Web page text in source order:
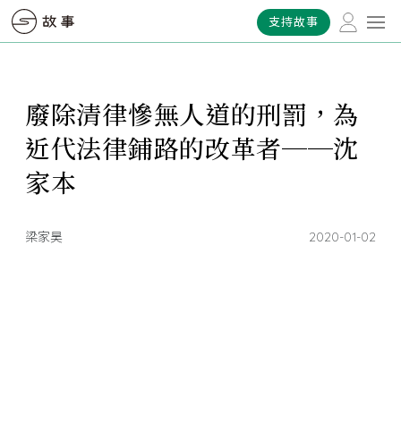
支持故事
廢除清律慘無人道的刑罰，為
近代法律鋪路的改革者──沈
家本
梁家昊 2020-01-02